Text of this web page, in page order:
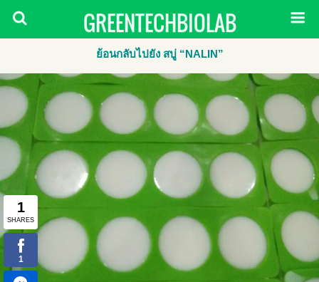
GREENTECHBIOLAB
ย้อนกลับไปยัง สบู่ “NALIN”